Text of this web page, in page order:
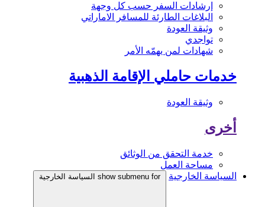
إرشادات السفر حسب كل وجهة
البلاغات الطارئة للمسافر الاماراتي
وثيقة العودة
تواجدي
شهادات لمن يهمّه الأمر
خدمات حاملي الإقامة الذهبية
وثيقة العودة
أخرى
خدمة التحقق من الوثائق
مساحة العمل
السياسة الخارجية
show submenu for السياسة الخارجية